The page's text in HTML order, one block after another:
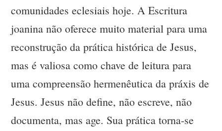
comunidades eclesiais hoje. A Escritura
joanina não oferece muito material para uma
reconstrução da prática histórica de Jesus,
mas é valiosa como chave de leitura para
uma compreensão hermenêutica da práxis de
Jesus. Jesus não define, não escreve, não
documenta, mas age. Sua prática torna-se